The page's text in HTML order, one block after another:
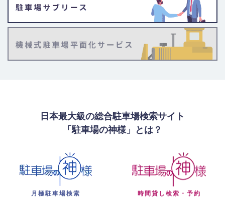
日本最大級の総合駐車場検索サイト
「駐車場の神様」とは？
月極駐車場検索 時間貸し検索・予約